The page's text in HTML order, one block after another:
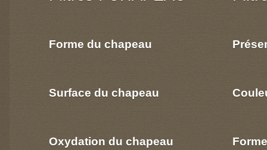
Forme du chapeau
Surface du chapeau
Oxydation du chapeau